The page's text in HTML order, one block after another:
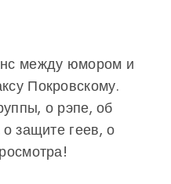
между юмором и
Покровскому.
о рэпе, об
защите геев, о